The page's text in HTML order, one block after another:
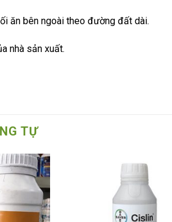
ăn bên ngoài theo đường đất dài.
nhà sản xuất.
TỰ
Add to
wishlist